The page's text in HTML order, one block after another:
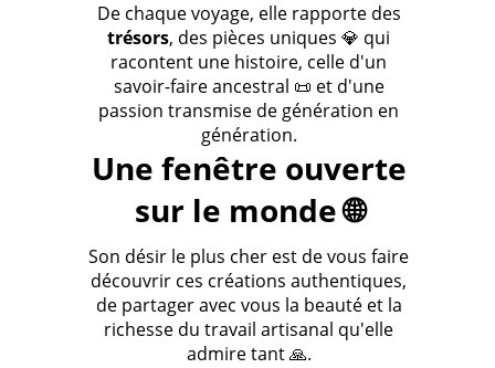
De chaque voyage, elle rapporte des
trésors, des pièces uniques 💎 qui
racontent une histoire, celle d'un
savoir-faire ancestral 📜 et d'une
passion transmise de génération en
génération.
Une fenêtre ouverte
sur le monde 🌐
Son désir le plus cher est de vous faire
découvrir ces créations authentiques,
de partager avec vous la beauté et la
richesse du travail artisanal qu'elle
admire tant 🙏.